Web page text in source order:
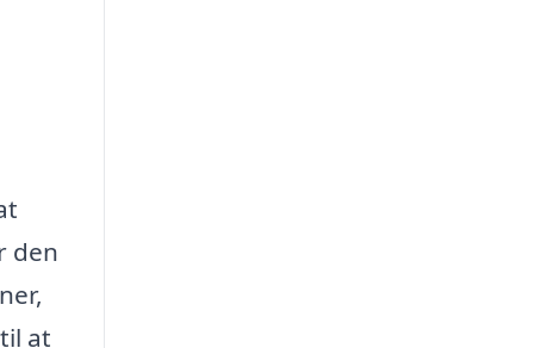
den
at